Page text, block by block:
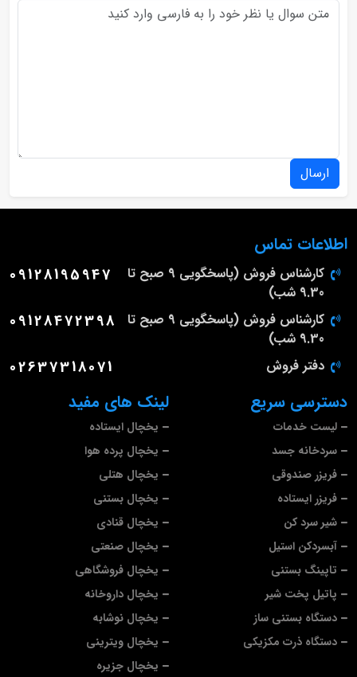
ارسال
لینک های مفید
یخچال ایستاده
یخچال پرده هوا
یخچال هتلی
یخچال بستنی
یخچال قنادی
یخچال صنعتی
یخچال فروشگاهی
یخچال داروخانه
یخچال نوشابه
یخچال ویترینی
یخچال جزیره
دسترسی سریع
لیست خدمات
سردخانه جسد
فریزر صندوقی
فریزر ایستاده
شیر سرد کن
آبسردکن استیل
تاپینگ بستنی
پاتیل پخت شیر
دستگاه بستنی ساز
دستگاه ذرت مکزیکی
اطلاعات تماس
کارشناس فروش (پاسخگویی 9 صبح تا
9.30 شب)
09128195947
کارشناس فروش (پاسخگویی 9 صبح تا
9.30 شب)
09128472398
دفتر فروش 02637318071